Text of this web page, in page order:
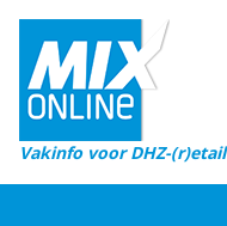
Vakinfo voor DHZ-(r)etail
Home
Magazines